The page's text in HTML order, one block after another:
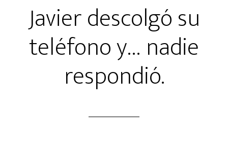
Javier descolgó su
teléfono y… nadie
respondió.